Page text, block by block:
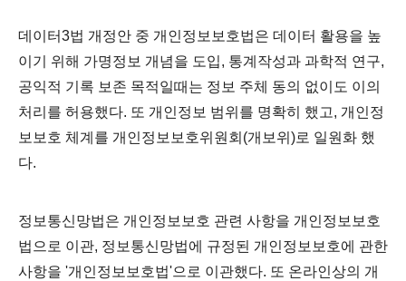
데이터3법 개정안 중 개인정보보호법은 데이터 활용을 높
이기 위해 가명정보 개념을 도입, 통계작성과 과학적 연구,
공익적 기록 보존 목적일때는 정보 주체 동의 없이도 이의
처리를 허용했다. 또 개인정보 범위를 명확히 했고, 개인정
보보호 체계를 개인정보보호위원회(개보위)로 일원화 했
다.
정보통신망법은 개인정보보호 관련 사항을 개인정보보호
법으로 이관, 정보통신망법에 규정된 개인정보보호에 관한
사항을 '개인정보보호법'으로 이관했다. 또 온라인상의 개